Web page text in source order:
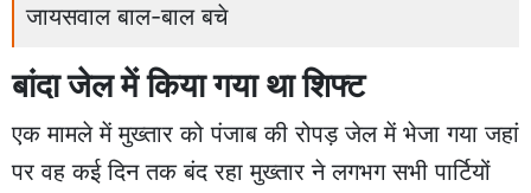
जायसवाल बाल-बाल बचे
बांदा जेल में किया गया था शिफ्ट
एक मामले में मुख्तार को पंजाब की रोपड़ जेल में भेजा गया जहां
पर वह कई दिन तक बंद रहा मुख्तार ने लगभग सभी पार्टियों